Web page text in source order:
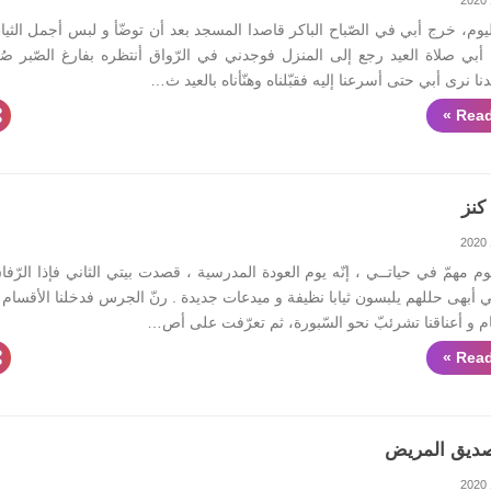
خرج أبي في الصّباح الباكر قاصدا المسجد بعد أن توضّأ و لبس أجمل
أبي صلاة العيد رجع إلى المنزل فوجدني في الرّواق أنتظره بفارغ الصّبر
نرى أبي حتى أسرعنا إليه فقبّلناه وهنّأناه بالعيد ث…
مهمّ في حياتــي ، إنّه يوم العودة المدرسية ، قصدت بيتي الثاني فإذا
حللهم يلبسون ثيابا نظيفة و ميدعات جديدة . رنّ الجرس فدخلنا
و أعناقنا تشرئبّ نحو السّبورة، ثم تعرّفت على أص…
المريض